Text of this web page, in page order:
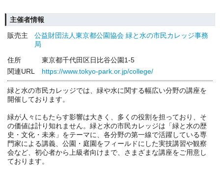
主催者情報
販売主
公益財団法人東京都公園協会 緑と水の市民カレッジ事務
局
住所
東京都千代田区日比谷公園1-5
関連URL
https://www.tokyo-park.or.jp/college/
緑と水の市民カレッジでは、緑や水に関する幅広い分野の講座を
開催しております。
緑が人々にもたらす影響は大きく、多くの役割を担っており、そ
の価値は計り知れません。緑と水の市民カレッジは「緑と水の歴
史・文化・未来」をテーマに、各分野の第一線で活躍している専
門家による講義、公園・庭園をフィールドにした実技講習や観察
会など、初心者から上級者向けまで、さまざまな講座をご用意し
ております。